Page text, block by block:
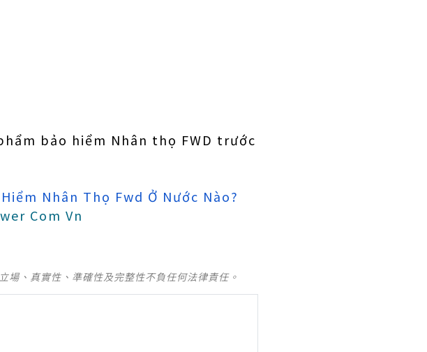
bảo hiểm Nhân thọ FWD trước
Nhân Thọ Fwd Ở Nước Nào?
Com Vn
、真實性、準確性及完整性不負任何法律責任。